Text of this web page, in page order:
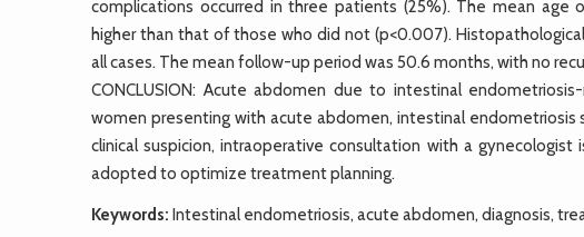
complications occurred in three patients (25%). The mean
higher than that of those who did not (p<0.007).
all cases. The mean follow-up period was 50.6 months, with no
CONCLUSION: Acute abdomen due to intestinal
women presenting with acute abdomen, intestinal
clinical suspicion, intraoperative consultation with a
adopted to optimize treatment planning.
Keywords: Intestinal endometriosis, acute abdomen, diagnosis,